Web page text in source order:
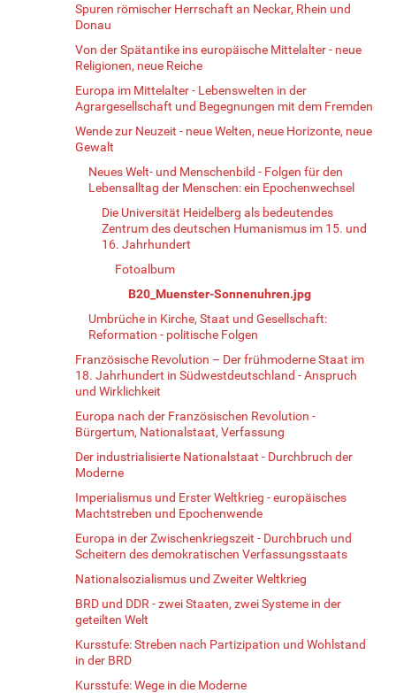
Spuren römischer Herrschaft an Neckar, Rhein und
Donau
Von der Spätantike ins europäische Mittelalter - neue
Religionen, neue Reiche
Europa im Mittelalter - Lebenswelten in der
Agrargesellschaft und Begegnungen mit dem Fremden
Wende zur Neuzeit - neue Welten, neue Horizonte, neue
Gewalt
Neues Welt- und Menschenbild - Folgen für den
Lebensalltag der Menschen: ein Epochenwechsel
Die Universität Heidelberg als bedeutendes
Zentrum des deutschen Humanismus im 15. und
16. Jahrhundert
Fotoalbum
B20_Muenster-Sonnenuhren.jpg
Umbrüche in Kirche, Staat und Gesellschaft:
Reformation - politische Folgen
Französische Revolution – Der frühmoderne Staat im
18. Jahrhundert in Südwestdeutschland - Anspruch
und Wirklichkeit
Europa nach der Französischen Revolution -
Bürgertum, Nationalstaat, Verfassung
Der industrialisierte Nationalstaat - Durchbruch der
Moderne
Imperialismus und Erster Weltkrieg - europäisches
Machtstreben und Epochenwende
Europa in der Zwischenkriegszeit - Durchbruch und
Scheitern des demokratischen Verfassungsstaats
Nationalsozialismus und Zweiter Weltkrieg
BRD und DDR - zwei Staaten, zwei Systeme in der
geteilten Welt
Kursstufe: Streben nach Partizipation und Wohlstand
in der BRD
Kursstufe: Wege in die Moderne